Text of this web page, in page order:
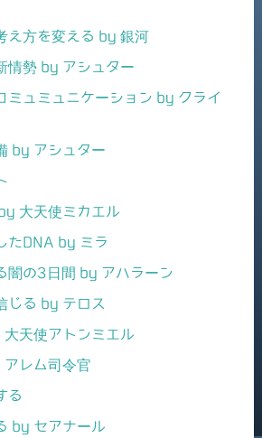
え方を変える by 銀河
情勢 by アシュター
ミュミュニケーション by クライ
by アシュター
大天使ミカエル
たDNA by ミラ
闇の3日間 by アハラーン
じる by テロス
天使アトンミエル
レム司令官
る
by セアナール